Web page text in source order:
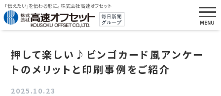
「伝えたい」を伝わる形に。 株式会社高速オフセット
押して楽しい♪ビンゴカード風アンケー
トのメリットと印刷事例をご紹介
2025.10.23